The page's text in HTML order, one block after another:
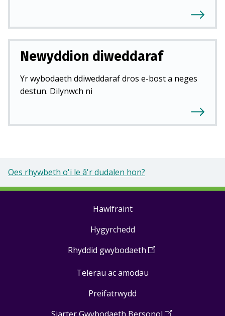
Newyddion diweddaraf
Yr wybodaeth ddiweddaraf dros e-bost a neges
destun. Dilynwch ni
Oes rhywbeth o'i le â'r dudalen hon?
Hawlfraint
Hygyrchedd
Rhyddid gwybodaeth (Open
a
Telerau ac amodau
Preifatrwydd